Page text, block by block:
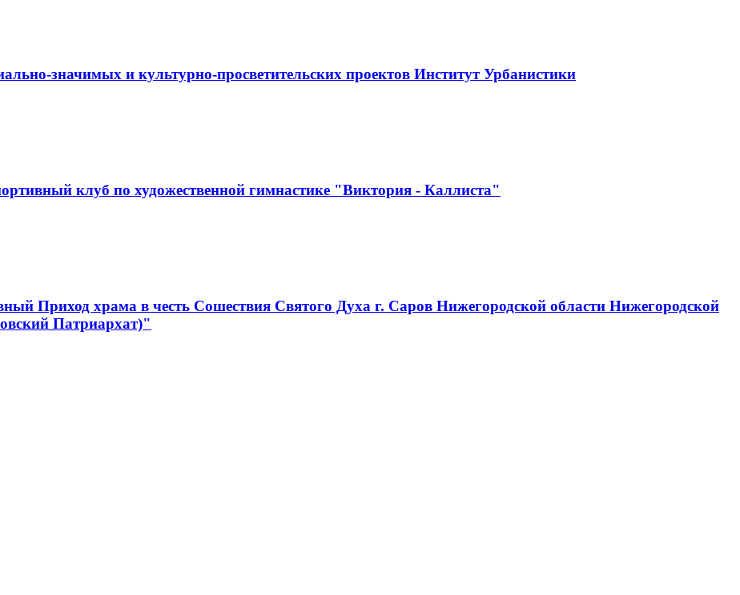
значимых и культурно-просветительских проектов Институт Урбанистики
клуб по художественной гимнастике "Виктория - Каллиста"
Приход храма в честь Сошествия Святого Духа г. Саров Нижегородской области Нижегородской
Патриархат)"